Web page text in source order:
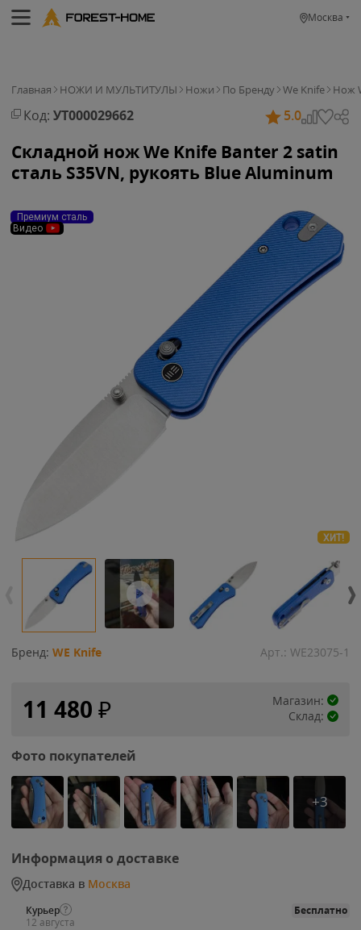
Москва
Главная НОЖИ И МУЛЬТИТУЛЫ Ножи По Бренду We Knife Нож
Код: УТ000029662 5.0
Складной нож We Knife Banter 2 satin
сталь S35VN, рукоять Blue Aluminum
Премиум сталь
Видео
ХИТ!
Бренд: WE Knife Арт.: WE23075-1
11 480 ₽
Магазин:
Склад:
Фото покупателей
+3
Информация о доставке
Доставка в Москва
Курьер
Бесплатно
12 августа